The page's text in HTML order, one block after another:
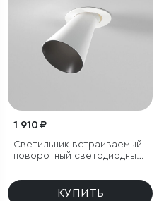
1 910 ₽
Светильник встраиваемый
поворотный светодиодный
Bell 8W 4000K белый
КУПИТЬ